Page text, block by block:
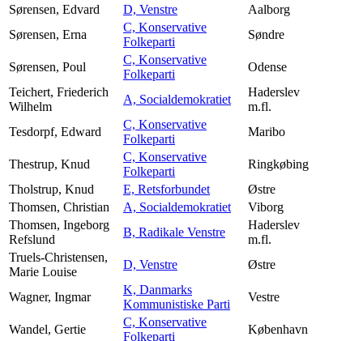
Sørensen, Edvard
D, Venstre
Aalborg
Sørensen, Erna
C, Konservative
Folkeparti
Søndre
Sørensen, Poul
C, Konservative
Folkeparti
Odense
Teichert, Friederich
Wilhelm
A, Socialdemokratiet
Haderslev
m.fl.
Tesdorpf, Edward
C, Konservative
Folkeparti
Maribo
Thestrup, Knud
C, Konservative
Folkeparti
Ringkøbing
Tholstrup, Knud
E, Retsforbundet
Østre
Thomsen, Christian
A, Socialdemokratiet
Viborg
Thomsen, Ingeborg
Refslund
B, Radikale Venstre
Haderslev
m.fl.
Truels-Christensen,
Marie Louise
D, Venstre Østre
Wagner, Ingmar
K, Danmarks
Kommunistiske Parti
Vestre
Wandel, Gertie
C, Konservative
Folkeparti
København